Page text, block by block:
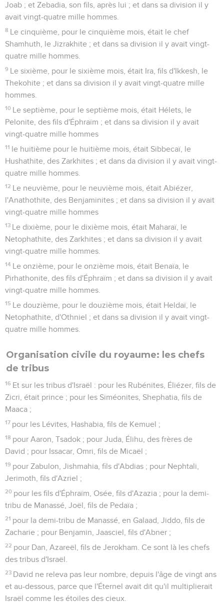
Joab ; et Zebadia, son fils, après lui ; et dans sa division il y
avait vingt-quatre mille hommes.
8 Le cinquième, pour le cinquième mois, était le chef
Shamhuth, le Jizrakhite ; et dans sa division il y avait vingt-
quatre mille hommes.
9 Le sixième, pour le sixième mois, était Ira, fils d'Ikkesh, le
Thekohite ; et dans sa division il y avait vingt-quatre mille
hommes.
10 Le septième, pour le septième mois, était Hélets, le
Pelonite, des fils d'Éphraïm ; et dans sa division il y avait
vingt-quatre mille hommes
11 le huitième pour le huitième mois, était Sibbecaï, le
Hushathite, des Zarkhites ; et dans da division il y avait vingt-
quatre mille hommes.
12 Le neuvième, pour le neuvième mois, était Abiézer,
l'Anathothite, des Benjaminites ; et dans sa division il y avait
vingt-quatre mille hommes
13 Le dixième, pour le dixième mois, était Maharaï, le
Netophathite, des Zarkhites ; et dans sa division il y avait
vingt-quatre mille hommes.
14 Le onzième, pour le onzième mois, était Benaïa, le
Pirhathonite, des fils d'Éphraïm ; et dans sa division il y avait
vingt-quatre mille hommes.
15 Le douzième, pour le douzième mois, était Heldaï, le
Netophathite, d'Othniel ; et dans sa division il y avait vingt-
quatre mille hommes.
Organisation civile du royaume: les chefs
de tribus
16 Et sur les tribus d'Israël : pour les Rubénites, Éliézer, fils de
Zicri, était prince ; pour les Siméonites, Shephatia, fils de
Maaca ;
17 pour les Lévites, Hashabia, fils de Kemuel ;
18 pour Aaron, Tsadok ; pour Juda, Élihu, des frères de
David ; pour Issacar, Omri, fils de Micaël ;
19 pour Zabulon, Jishmahia, fils d'Abdias ; pour Nephtali,
Jerimoth, fils d'Azriel ;
20 pour les fils d'Éphraïm, Osée, fils d'Azazia ; pour la demi-
tribu de Manassé, Joël, fils de Pedaïa ;
21 pour la demi-tribu de Manassé, en Galaad, Jiddo, fils de
Zacharie ; pour Benjamin, Jaasciel, fils d'Abner ;
22 pour Dan, Azareël, fils de Jerokham. Ce sont là les chefs
des tribus d'Israël.
23 David ne releva pas leur nombre, depuis l'âge de vingt ans
et au-dessous, parce que l'Éternel avait dit qu'il multiplierait
Israël comme les étoiles des cieux.